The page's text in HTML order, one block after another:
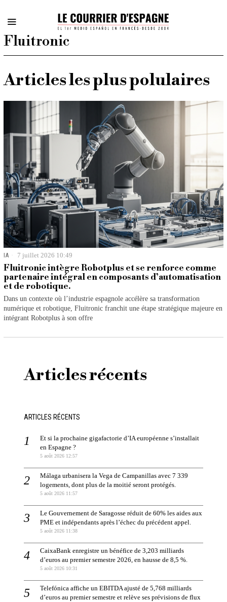
Fluitronic
Articles les plus polulaires
IA 7 juillet 2026 10:49
Fluitronic intègre Robotplus et se renforce comme
partenaire intégral en composants d’automatisation
et de robotique.
Dans un contexte où l’industrie espagnole accélère sa transformation
numérique et robotique, Fluitronic franchit une étape stratégique majeure en
intégrant Robotplus à son offre
Articles récents
ARTICLES RÉCENTS
Et si la prochaine gigafactorie d’IA européenne s’installait
en Espagne ?
5 août 2026 12:57
Málaga urbanisera la Vega de Campanillas avec 7 339
logements, dont plus de la moitié seront protégés.
5 août 2026 11:57
Le Gouvernement de Saragosse réduit de 60% les aides aux
PME et indépendants après l’échec du précédent appel.
5 août 2026 11:38
CaixaBank enregistre un bénéfice de 3,203 milliards
d’euros au premier semestre 2026, en hausse de 8,5 %.
5 août 2026 10:31
Telefónica affiche un EBITDA ajusté de 5,768 milliards
d’euros au premier semestre et relève ses prévisions de flux